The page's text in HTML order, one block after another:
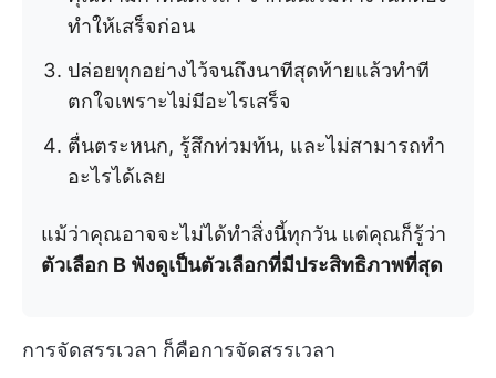
ทำให้เสร็จก่อน
ปล่อยทุกอย่างไว้จนถึงนาทีสุดท้ายแล้วทำที
ตกใจเพราะไม่มีอะไรเสร็จ
ตื่นตระหนก, รู้สึกท่วมท้น, และไม่สามารถทำ
อะไรได้เลย
แม้ว่าคุณอาจจะไม่ได้ทำสิ่งนี้ทุกวัน แต่คุณก็รู้ว่า
ตัวเลือก B ฟังดูเป็นตัวเลือกที่มีประสิทธิภาพที่สุด
การจัดสรรเวลา ก็คือการจัดสรรเวลา